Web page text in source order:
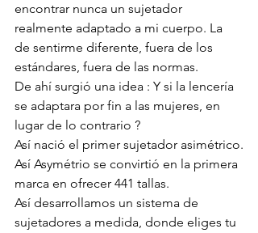
encontrar nunca un sujetador
realmente adaptado a mi cuerpo. La
de sentirme diferente, fuera de los
estándares, fuera de las normas.
De ahí surgió una idea : Y si la lencería
se adaptara por fin a las mujeres, en
lugar de lo contrario ?
Así nació el primer sujetador asimétrico.
Así Asymétrio se convirtió en la primera
marca en ofrecer 441 tallas.
Así desarrollamos un sistema de
sujetadores a medida, donde eliges tu